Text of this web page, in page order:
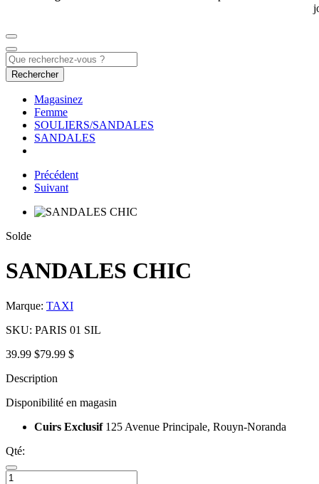
Rechercher
Magasinez
Femme
SOULIERS/SANDALES
SANDALES
Précédent
Suivant
Solde
SANDALES CHIC
Marque: TAXI
SKU: PARIS 01 SIL
39.99 $79.99 $
Description
Disponibilité en magasin
Cuirs Exclusif 125 Avenue Principale, Rouyn-Noranda
Qté: